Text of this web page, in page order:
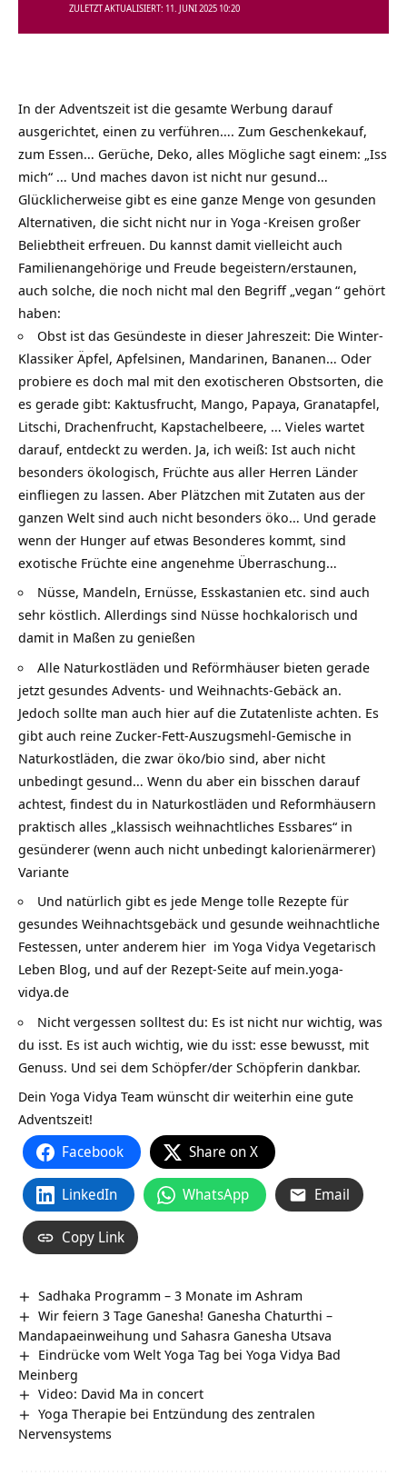
ZULETZT AKTUALISIERT: 11. JUNI 2025 10:20
In der Adventszeit ist die gesamte Werbung darauf
ausgerichtet, einen zu verführen…. Zum Geschenkekauf,
zum Essen… Gerüche, Deko, alles Mögliche sagt einem: „Iss
mich“ … Und maches davon ist nicht nur gesund…
Glücklicherweise gibt es eine ganze Menge von gesunden
Alternativen, die sicht nicht nur in Yoga -Kreisen großer
Beliebtheit erfreuen. Du kannst damit vielleicht auch
Familienangehörige und Freude begeistern/erstaunen,
auch solche, die noch nicht mal den Begriff „ vegan “ gehört
haben:
Obst ist das Gesündeste in dieser Jahreszeit: Die Winter-
Klassiker Äpfel, Apfelsinen, Mandarinen, Bananen… Oder
probiere es doch mal mit den exotischeren Obstsorten, die
es gerade gibt: Kaktusfrucht, Mango, Papaya, Granatapfel,
Litschi, Drachenfrucht, Kapstachelbeere, … Vieles wartet
darauf, entdeckt zu werden. Ja, ich weiß: Ist auch nicht
besonders ökologisch, Früchte aus aller Herren Länder
einfliegen zu lassen. Aber Plätzchen mit Zutaten aus der
ganzen Welt sind auch nicht besonders öko… Und gerade
wenn der Hunger auf etwas Besonderes kommt, sind
exotische Früchte eine angenehme Überraschung…
Nüsse, Mandeln, Ernüsse, Esskastanien etc. sind auch
sehr köstlich. Allerdings sind Nüsse hochkalorisch und
damit in Maßen zu genießen
Alle Naturkostläden und Reförmhäuser bieten gerade
jetzt gesundes Advents- und Weihnachts-Gebäck an.
Jedoch sollte man auch hier auf die Zutatenliste achten. Es
gibt auch reine Zucker-Fett-Auszugsmehl-Gemische in
Naturkostläden, die zwar öko/bio sind, aber nicht
unbedingt gesund… Wenn du aber ein bisschen darauf
achtest, findest du in Naturkostläden und Reformhäusern
praktisch alles „klassisch weihnachtliches Essbares“ in
gesünderer (wenn auch nicht unbedingt kalorienärmerer)
Variante
Und natürlich gibt es jede Menge tolle Rezepte für
gesundes Weihnachtsgebäck und gesunde weihnachtliche
Festessen, unter anderem hier im Yoga Vidya Vegetarisch
Leben Blog, und aufder Rezept-Seite auf mein.yoga-
vidya.de
Nicht vergessen solltest du: Es ist nicht nur wichtig, was
du isst. Es ist auch wichtig, wie du isst: esse bewusst, mit
Genuss. Und sei dem Schöpfer/der Schöpferin dankbar.
Dein Yoga Vidya Team wünscht dir weiterhin eine gute
Adventszeit!
Facebook Share on X
LinkedIn WhatsApp Email
Copy Link
Sadhaka Programm – 3 Monate im Ashram
Wir feiern 3 Tage Ganesha! Ganesha Chaturthi –
Mandapaeinweihung und Sahasra Ganesha Utsava
Eindrücke vom Welt Yoga Tag bei Yoga Vidya Bad
Meinberg
Video: David Ma in concert
Yoga Therapie bei Entzündung des zentralen
Nervensystems